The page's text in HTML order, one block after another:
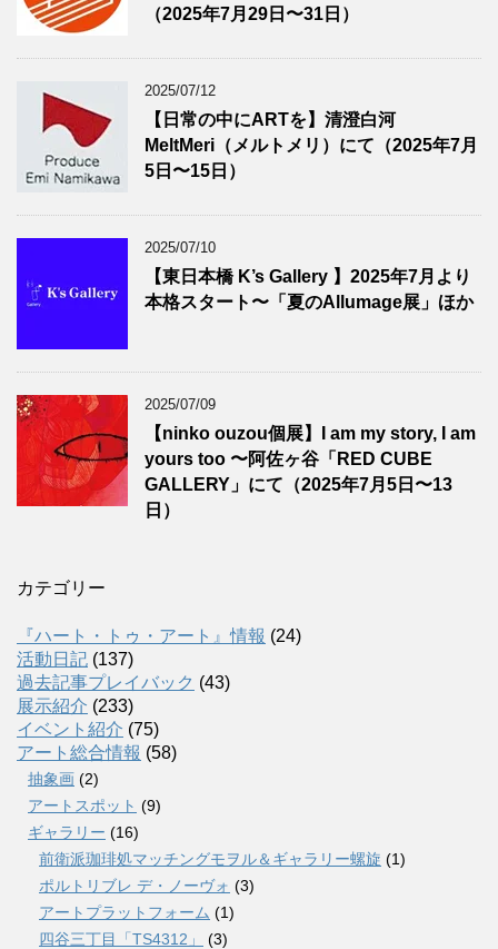
（2025年7月29日〜31日）
2025/07/12
【日常の中にARTを】清澄白河
MeltMeri（メルトメリ）にて（2025年7月
5日〜15日）
2025/07/10
【東日本橋 K’s Gallery 】2025年7月より
本格スタート〜「夏のAllumage展」ほか
2025/07/09
【ninko ouzou個展】I am my story, I am
yours too 〜阿佐ヶ谷「RED CUBE
GALLERY」にて（2025年7月5日〜13
日）
カテゴリー
『ハート・トゥ・アート』情報 (24)
活動日記 (137)
過去記事プレイバック (43)
展示紹介 (233)
イベント紹介 (75)
アート総合情報 (58)
抽象画 (2)
アートスポット (9)
ギャラリー (16)
前衛派珈琲処マッチングモヲル＆ギャラリー螺旋 (1)
ポルトリブレ デ・ノーヴォ (3)
アートプラットフォーム (1)
四谷三丁目「TS4312」
(3)